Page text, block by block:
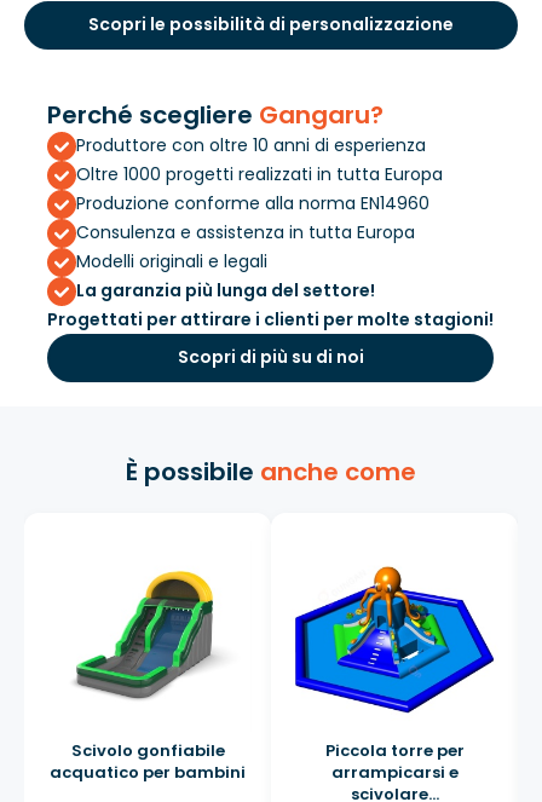
Scopri le possibilità di personalizzazione
Perché scegliere Gangaru?
Produttore con oltre 10 anni di esperienza
Oltre 1000 progetti realizzati in tutta Europa
Produzione conforme alla norma EN14960
Consulenza e assistenza in tutta Europa
Modelli originali e legali
La garanzia più lunga del settore!
Progettati per attirare i clienti per molte stagioni!
Scopri di più su di noi
È possibile anche come
Scivolo gonfiabile
acquatico per bambini
Piccola torre per
arrampicarsi e
scivolare...